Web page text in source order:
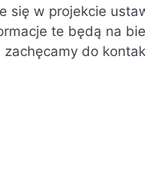
się w projekcie
te będą na
do